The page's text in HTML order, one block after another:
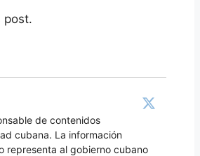
post.
de contenidos
cubana. La información
representa al gobierno cubano